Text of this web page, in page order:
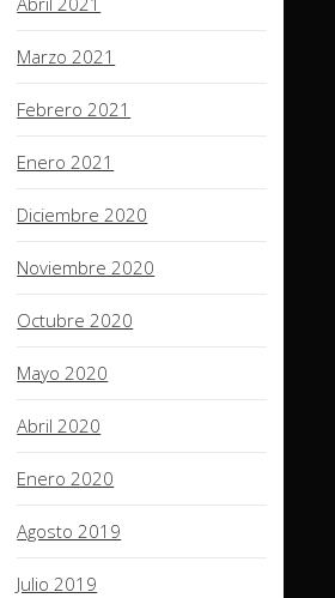
Marzo 2021
Febrero 2021
Enero 2021
Diciembre 2020
Noviembre 2020
Octubre 2020
Mayo 2020
Abril 2020
Enero 2020
Agosto 2019
Julio 2019